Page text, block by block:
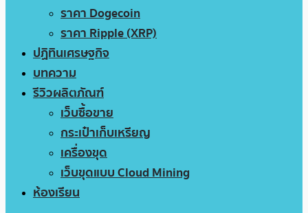
ราคา Dogecoin
ราคา Ripple (XRP)
ปฏิทินเศรษฐกิจ
บทความ
รีวิวผลิตภัณฑ์
เว็บซื้อขาย
กระเป๋าเก็บเหรียญ
เครื่องขุด
เว็บขุดแบบ Cloud Mining
ห้องเรียน